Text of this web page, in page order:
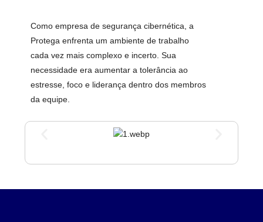
Como empresa de segurança cibernética, a
Protega enfrenta um ambiente de trabalho
cada vez mais complexo e incerto. Sua
necessidade era aumentar a tolerância ao
estresse, foco e liderança dentro dos membros
da equipe.